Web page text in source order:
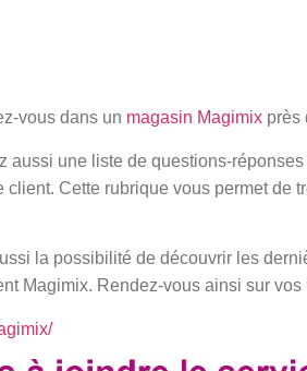
vous dans un magasin Magimix près
aussi une liste de questions-
Cette rubrique vous permet de
la possibilité de découvrir les
Magimix. Rendez-vous ainsi sur